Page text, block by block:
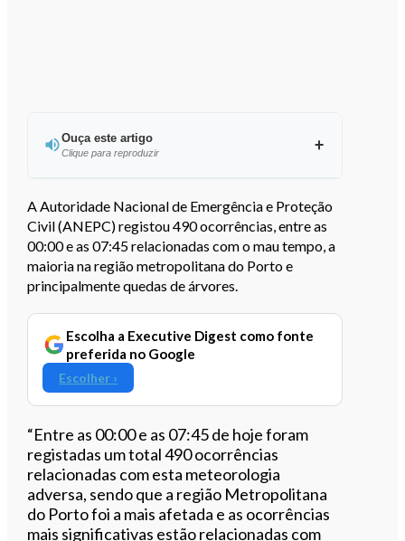
Ouça este artigo
Clique para reproduzir
Ouvir este artigo
A Autoridade Nacional de Emergência e Proteção
Civil (ANEPC) registou 490 ocorrências, entre as
00:00 e as 07:45 relacionadas com o mau tempo, a
maioria na região metropolitana do Porto e
principalmente quedas de árvores.
Escolha a Executive Digest como fonte
preferida no Google
Escolher ›
“Entre as 00:00 e as 07:45 de hoje foram
registadas um total 490 ocorrências
relacionadas com esta meteorologia
adversa, sendo que a região Metropolitana
do Porto foi a mais afetada e as ocorrências
mais significativas estão relacionadas com